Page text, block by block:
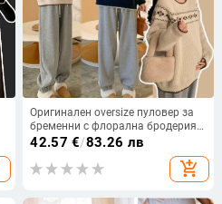
Оригинален oversize пуловер за
бременни с флорална бродерия
за есен-зима
42.57 €/83.26 лв
add_shopping_cart